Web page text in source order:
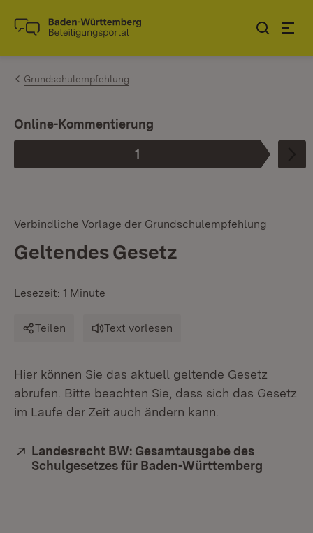
Zum Inhalt springen
Link zur Startseite
Grundschulempfehlung
Phase
1
:
Online-Kommentierung
Verbindliche Vorlage der Grundschulempfehlung
Geltendes Gesetz
Lesezeit: 1 Minute
Teilen Text vorlesen
Hier können Sie das aktuell geltende Gesetz
abrufen. Bitte beachten Sie, dass sich das Gesetz
im Laufe der Zeit auch ändern kann.
Extern:
Landesrecht BW: Gesamtausgabe des
Schulgesetzes für Baden-Württemberg